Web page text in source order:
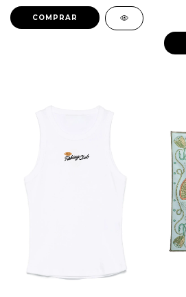
COMPRAR